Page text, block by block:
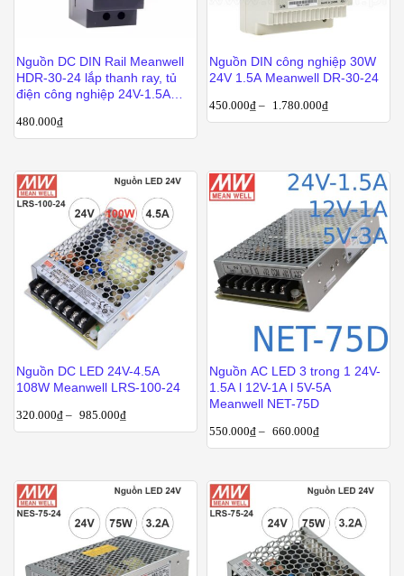
Nguồn DC DIN Rail Meanwell
HDR-30-24 lắp thanh ray, tủ
điện công nghiệp 24V-1.5A
480.000₫
Nguồn DIN công nghiệp 30W
24V 1.5A Meanwell DR-30-24
450.000₫ – 1.780.000₫
Nguồn DC LED 24V-4.5A
108W Meanwell LRS-100-24
320.000₫ – 985.000₫
Nguồn AC LED 3 trong 1 24V-
1.5A l 12V-1A l 5V-5A
Meanwell NET-75D
550.000₫ – 660.000₫